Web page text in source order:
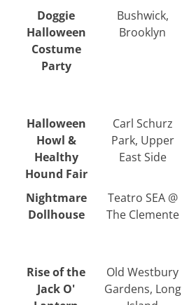
Doggie
Halloween
Costume
Party
Bushwick,
Brooklyn
Halloween
Howl &
Healthy
Hound Fair
Carl Schurz
Park, Upper
East Side
Nightmare
Dollhouse
Teatro SEA @
The Clemente
Rise of the
Jack O'
Old Westbury
Gardens, Long